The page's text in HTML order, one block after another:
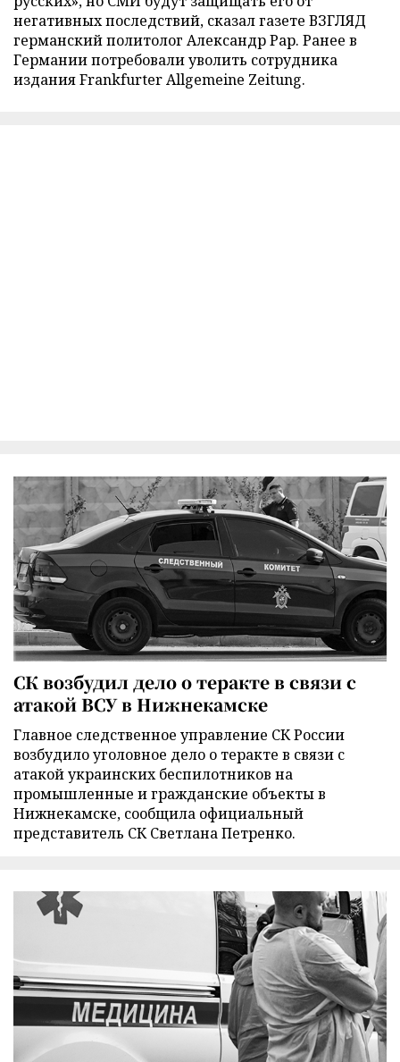
негативных последствий, сказал газете ВЗГЛЯД
германский политолог Александр Рар. Ранее в
Германии потребовали уволить сотрудника
издания Frankfurter Allgemeine Zeitung.
СК возбудил дело о теракте в связи с
атакой ВСУ в Нижнекамске
Главное следственное управление СК России
возбудило уголовное дело о теракте в связи с
атакой украинских беспилотников на
промышленные и гражданские объекты в
Нижнекамске, сообщила официальный
представитель СК Светлана Петренко.